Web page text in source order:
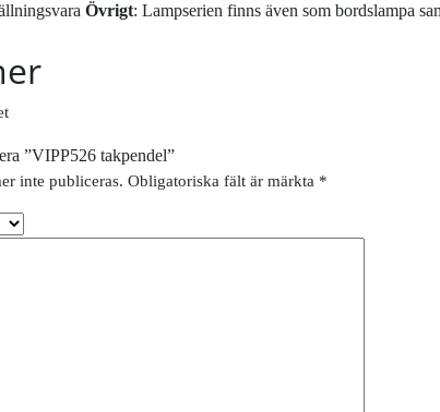
Övrigt: Lampserien finns även som bordslampa
”VIPP526 takpendel”
inte publiceras. Obligatoriska fält är märkta *